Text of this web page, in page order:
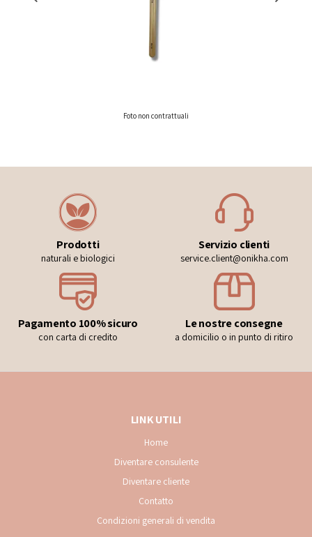
Foto non contrattuali
Prodotti
naturali e biologici
Servizio clienti
service.client@onikha.com
Pagamento 100% sicuro
con carta di credito
Le nostre consegne
a domicilio o in punto di ritiro
LINK UTILI
Home
Diventare consulente
Diventare cliente
Contatto
Condizioni generali di vendita